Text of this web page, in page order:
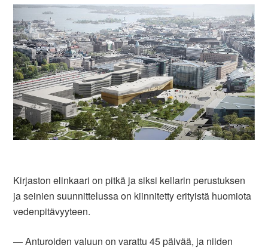
Kirjaston elinkaari on pitkä ja siksi kellarin perustuksen
ja seinien suunnittelussa on kiinnitetty erityistä huomiota
vedenpitävyyteen.
― Anturoiden valuun on varattu 45 päivää, ja niiden